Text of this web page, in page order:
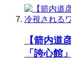
【箭内道
「誇心館